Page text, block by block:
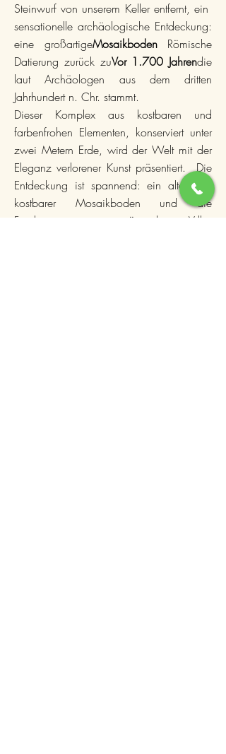
Steinwurf von unserem Keller entfernt, ein
sensationelle archäologische Entdeckung:
eine großartigeMosaikbodenRömische
Datierung zurück zuVor 1.700 Jahrendie
laut Archäologen aus dem dritten
Jahrhundert n. Chr. stammt.
Dieser Komplex aus kostbaren und
farbenfrohen Elementen, konserviert unter
zwei Metern Erde, wird der Welt mit der
Eleganz verlorener Kunst präsentiert. Die
Entdeckung ist spannend: ein alter und
kostbarer Mosaikboden und die
Fundamente einer römischen Villa,